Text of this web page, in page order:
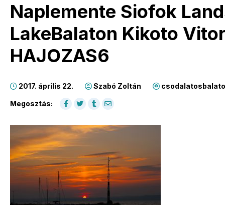
Naplemente Siofok
LakeBalaton Kikoto
HAJOZAS6
2017. április 22. Szabó Zoltán
Megosztás: